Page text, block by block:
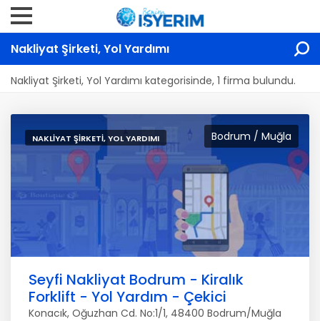
Nakliyat Şirketi, Yol Yardımı
Nakliyat Şirketi, Yol Yardımı kategorisinde, 1 firma bulundu.
Bodrum / Muğla
NAKLIYAT ŞIRKETI, YOL YARDIMI
Seyfi Nakliyat Bodrum - Kiralık
Forklift - Yol Yardım - Çekici
Konacık, Oğuzhan Cd. No:1/1, 48400 Bodrum/Muğla